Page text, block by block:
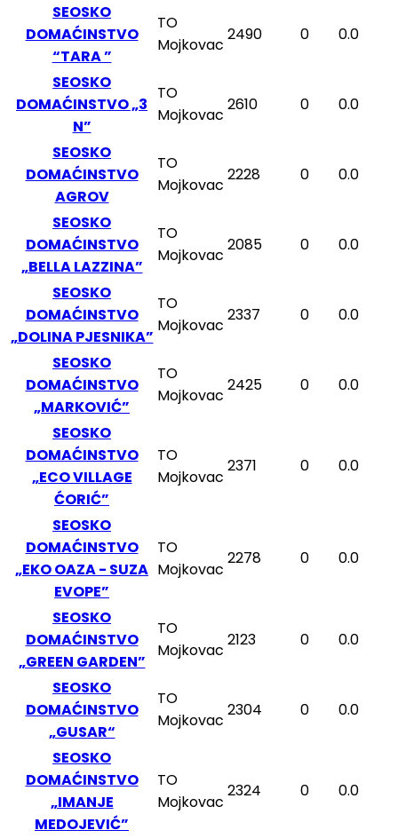
SEOSKO
DOMAĆINSTVO
“TARA ”
TO
Mojkovac
2490 0 0.0
SEOSKO
DOMAĆINSTVO „3
N”
TO
Mojkovac
2610 0 0.0
SEOSKO
DOMAĆINSTVO
AGROV
TO
Mojkovac
2228 0 0.0
SEOSKO
DOMAĆINSTVO
„BELLA LAZZINA”
TO
Mojkovac
2085 0 0.0
SEOSKO
DOMAĆINSTVO
„DOLINA PJESNIKA”
TO
Mojkovac
2337 0 0.0
SEOSKO
DOMAĆINSTVO
„MARKOVIĆ”
TO
Mojkovac
2425 0 0.0
SEOSKO
DOMAĆINSTVO
„ECO VILLAGE
ĆORIĆ”
TO
Mojkovac
2371 0 0.0
SEOSKO
DOMAĆINSTVO
„EKO OAZA - SUZA
EVOPE”
TO
Mojkovac
2278 0 0.0
SEOSKO
DOMAĆINSTVO
„GREEN GARDEN”
TO
Mojkovac
2123 0 0.0
SEOSKO
DOMAĆINSTVO
„GUSAR“
TO
Mojkovac
2304 0 0.0
SEOSKO
DOMAĆINSTVO
„IMANJE
MEDOJEVIĆ”
TO
Mojkovac
2324 0 0.0